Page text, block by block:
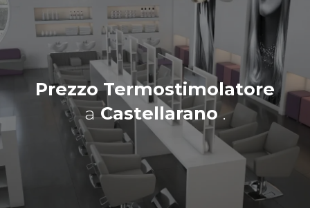
Prezzo Termostimolatore
aCastellarano .